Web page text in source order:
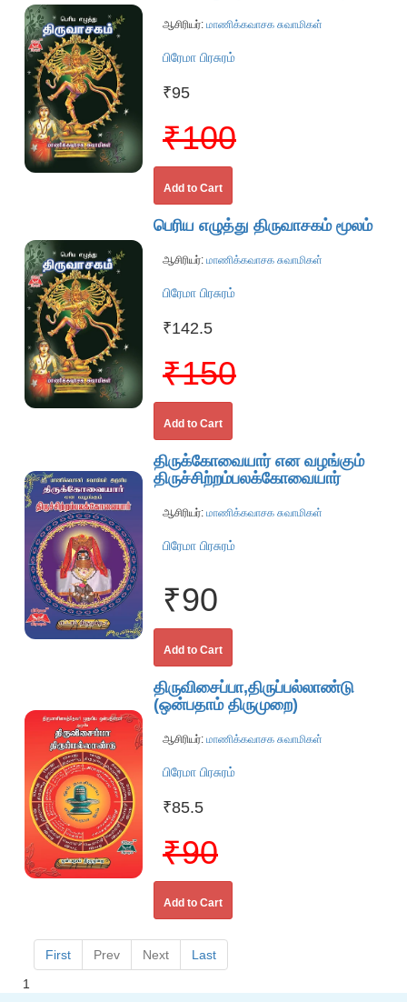
ஆசிரியர்: மாணிக்கவாசக சுவாமிகள்
பிரேமா பிரசுரம்
₹95
₹100
Add to Cart
பெரிய எழுத்து திருவாசகம் மூலம்
ஆசிரியர்: மாணிக்கவாசக சுவாமிகள்
பிரேமா பிரசுரம்
₹142.5
₹150
Add to Cart
திருக்கோவையார் என வழங்கும்
திருச்சிற்றம்பலக்கோவையார்
ஆசிரியர்: மாணிக்கவாசக சுவாமிகள்
பிரேமா பிரசுரம்
₹90
Add to Cart
திருவிசைப்பா,திருப்பல்லாண்டு
(ஒன்பதாம் திருமுறை)
ஆசிரியர்: மாணிக்கவாசக சுவாமிகள்
பிரேமா பிரசுரம்
₹85.5
₹90
Add to Cart
1
First Prev Next Last